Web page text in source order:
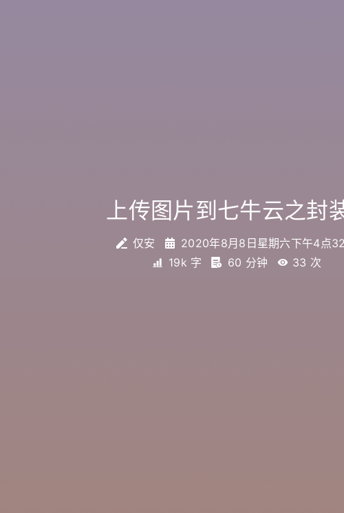
上传图片到七牛云之封
仅安
2020年8月8日星期六下午4点
19k 字
60 分钟 33 次